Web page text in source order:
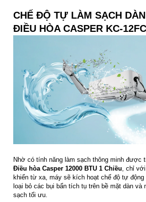
CHẾ ĐỘ TỰ LÀM SẠCH
ĐIỀU HÒA CASPER KC-
Nhờ có tính năng làm sạch thông minh được
Điều hòa Casper 12000 BTU 1 Chiều , chỉ
khiển từ xa, máy sẽ kích hoạt chế độ tự động
loại bỏ các bụi bẩn tích tụ trên bề mặt dàn và
sạch tối ưu.